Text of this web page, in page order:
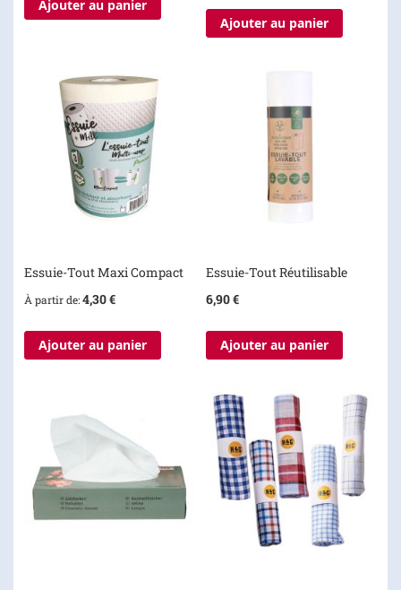
Ajouter au panier
Ajouter au panier
Essuie-Tout Maxi Compact
À partir de 4,30 €
Ajouter au panier
Essuie-Tout Réutilisable
6,90 €
Ajouter au panier